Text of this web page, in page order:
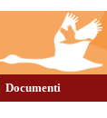
Documenti